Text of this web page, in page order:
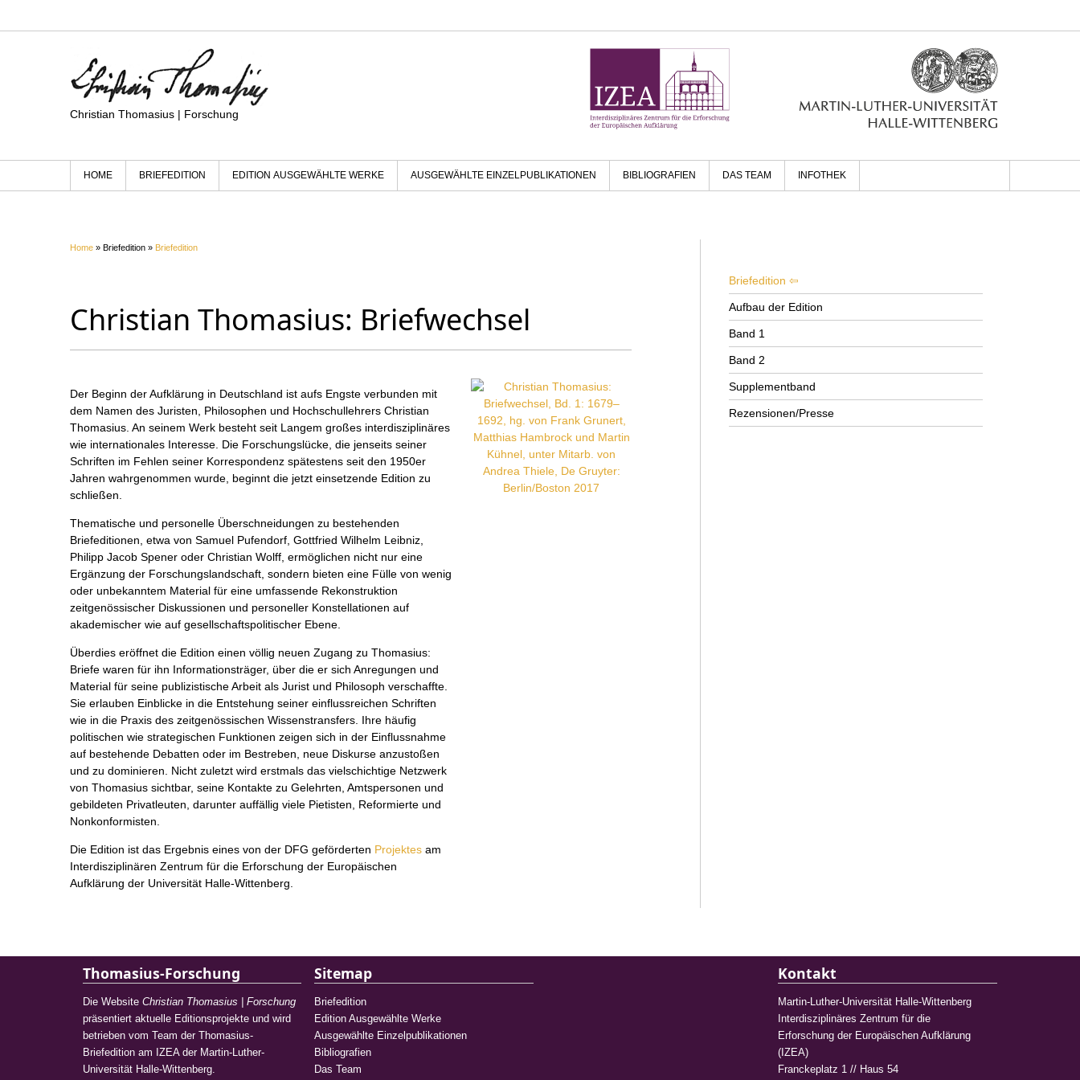
Christian Thomasius | Forschung
HOME BRIEFEDITION EDITION AUSGEWÄHLTE WERKE AUSGEWÄHLTE EINZELPUBLIKATIONEN BIBLIOGRAFIEN DAS TEAM INFOTHEK
Home » Briefedition » Briefedition
Christian Thomasius: Briefwechsel
Der Beginn der Aufklärung in Deutschland ist aufs Engste verbunden mit
dem Namen des Juristen, Philosophen und Hochschullehrers Christian
Thomasius. An seinem Werk besteht seit Langem großes interdisziplinäres
wie internationales Interesse. Die Forschungslücke, die jenseits seiner
Schriften im Fehlen seiner Korrespondenz spätestens seit den 1950er
Jahren wahrgenommen wurde, beginnt die jetzt einsetzende Edition zu
schließen.
Thematische und personelle Überschneidungen zu bestehenden
Briefeditionen, etwa von Samuel Pufendorf, Gottfried Wilhelm Leibniz,
Philipp Jacob Spener oder Christian Wolff, ermöglichen nicht nur eine
Ergänzung der Forschungslandschaft, sondern bieten eine Fülle von wenig
oder unbekanntem Material für eine umfassende Rekonstruktion
zeitgenössischer Diskussionen und personeller Konstellationen auf
akademischer wie auf gesellschaftspolitischer Ebene.
Überdies eröffnet die Edition einen völlig neuen Zugang zu Thomasius:
Briefe waren für ihn Informationsträger, über die er sich Anregungen und
Material für seine publizistische Arbeit als Jurist und Philosoph verschaffte.
Sie erlauben Einblicke in die Entstehung seiner einflussreichen Schriften
wie in die Praxis des zeitgenössischen Wissenstransfers. Ihre häufig
politischen wie strategischen Funktionen zeigen sich in der Einflussnahme
auf bestehende Debatten oder im Bestreben, neue Diskurse anzustoßen
und zu dominieren. Nicht zuletzt wird erstmals das vielschichtige Netzwerk
von Thomasius sichtbar, seine Kontakte zu Gelehrten, Amtspersonen und
gebildeten Privatleuten, darunter auffällig viele Pietisten, Reformierte und
Nonkonformisten.
Die Edition ist das Ergebnis eines von der DFG geförderten Projektes am
Interdisziplinären Zentrum für die Erforschung der Europäischen
Aufklärung der Universität Halle-Wittenberg.
Briefedition
Aufbau der Edition
Band 1
Band 2
Supplementband
Rezensionen/Presse
Thomasius-Forschung
Die Website Christian Thomasius | Forschung
präsentiert aktuelle Editionsprojekte und wird
betrieben vom Team der Thomasius-
Briefedition am IZEA der Martin-Luther-
Universität Halle-Wittenberg.
Sitemap
Briefedition
Edition Ausgewählte Werke
Ausgewählte Einzelpublikationen
Bibliografien
Das Team
Kontakt
Martin-Luther-Universität Halle-Wittenberg
Interdisziplinäres Zentrum für die
Erforschung der Europäischen Aufklärung
(IZEA)
Franckeplatz 1 // Haus 54